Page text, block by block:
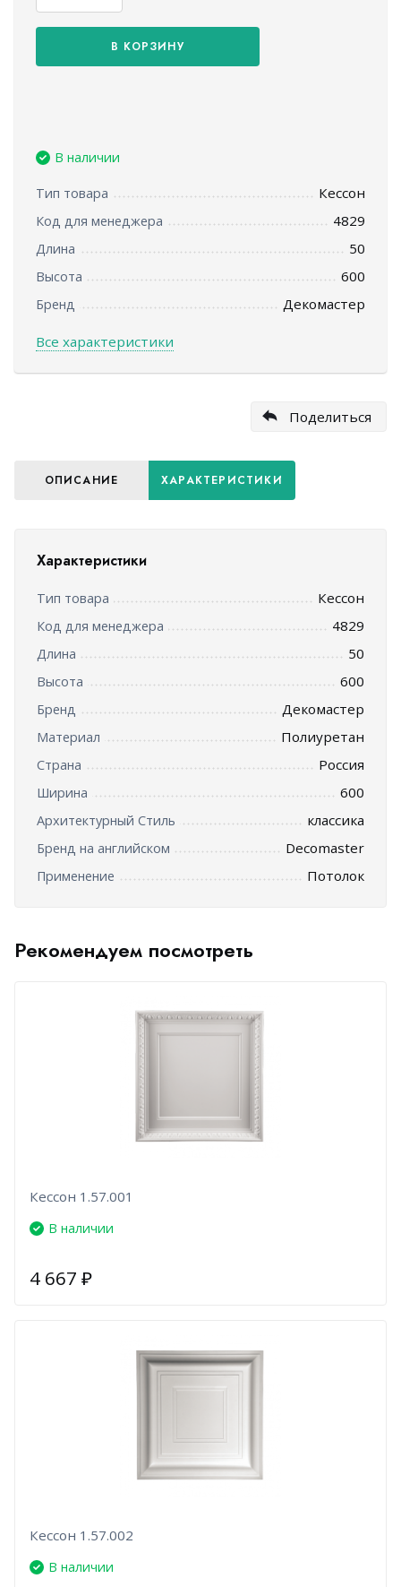
В КОРЗИНУ
В наличии
Тип товара Кессон
Код для менеджера 4829
Длина 50
Высота 600
Бренд Декомастер
Все характеристики
Поделиться
ОПИСАНИЕ ХАРАКТЕРИСТИКИ
Характеристики
Тип товара Кессон
Код для менеджера 4829
Длина 50
Высота 600
Бренд Декомастер
Материал Полиуретан
Страна Россия
Ширина 600
Архитектурный Стиль классика
Бренд на английском Decomaster
Применение Потолок
Рекомендуем посмотреть
Кессон 1.57.001
В наличии
4 667 ₽
Кессон 1.57.002
В наличии